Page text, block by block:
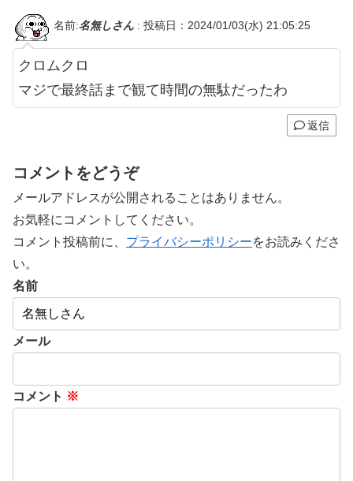
名前:名無しさん : 投稿日：2024/01/03(水) 21:05:25
クロムクロ
マジで最終話まで観て時間の無駄だったわ
返信
コメントをどうぞ
メールアドレスが公開されることはありません。
お気軽にコメントしてください。
コメント投稿前に、 プライバシーポリシーをお読みくださ
い。
名前
メール
コメント ※